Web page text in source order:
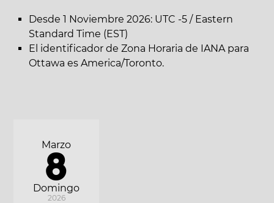
Desde 1 Noviembre 2026: UTC -5 / Eastern
Standard Time (EST)
El identificador de Zona Horaria de IANA para
Ottawa es America/Toronto.
Domingo
Marzo
8
2026